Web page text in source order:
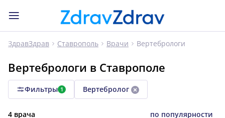
ЗдравЗдрав Ставрополь Врачи Вертебрологи
Вертебрологи в Ставрополе
Фильтры 1 Вертебролог
4 врача по популярности